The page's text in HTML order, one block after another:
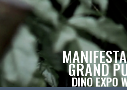
GRAND
DINO EXPO